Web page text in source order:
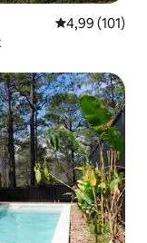
5 üzerinden
4,99 (101)